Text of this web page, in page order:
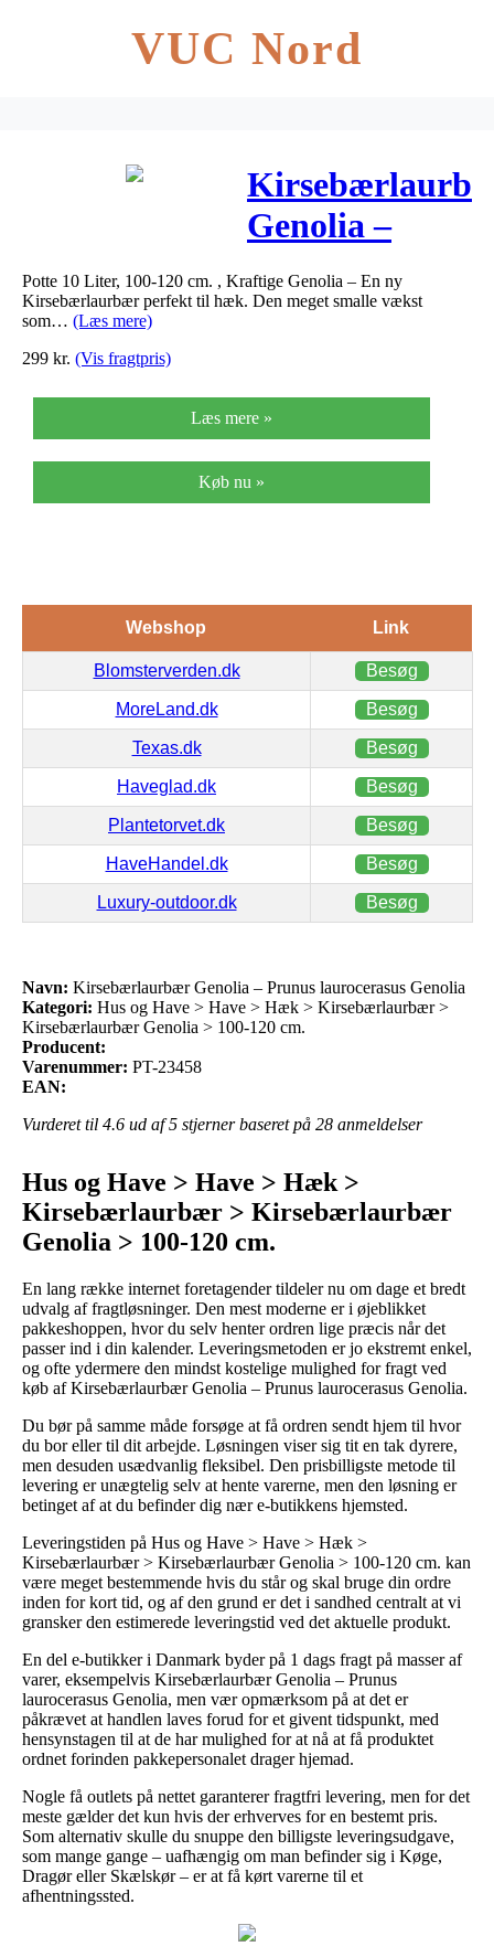
VUC Nord
Genolia –
Prunus
laurocerasus
Potte 10 Liter, 100-120 cm. , Kraftige Genolia – En ny
Kirsebærlaurbær perfekt til hæk. Den meget smalle vækst
som… (Læs mere)
299 kr. (Vis fragtpris)
Læs mere »
Køb nu »
Webshop Link
Blomsterverden.dk Besøg
MoreLand.dk Besøg
Texas.dk Besøg
Haveglad.dk Besøg
Plantetorvet.dk Besøg
HaveHandel.dk Besøg
Luxury-outdoor.dk Besøg
Navn: Kirsebærlaurbær Genolia – Prunus laurocerasus Genolia
Kategori: Hus og Have > Have > Hæk > Kirsebærlaurbær >
Kirsebærlaurbær Genolia > 100-120 cm.
Producent:
Varenummer: PT-23458
EAN:
Vurderet til 4.6 ud af 5 stjerner baseret på 28 anmeldelser
Hus og Have > Have > Hæk >
Kirsebærlaurbær > Kirsebærlaurbær
Genolia > 100-120 cm.
En lang række internet foretagender tildeler nu om dage et bredt
udvalg af fragtløsninger. Den mest moderne er i øjeblikket
pakkeshoppen, hvor du selv henter ordren lige præcis når det
passer ind i din kalender. Leveringsmetoden er jo ekstremt enkel,
og ofte ydermere den mindst kostelige mulighed for fragt ved
køb af Kirsebærlaurbær Genolia – Prunus laurocerasus Genolia.
Du bør på samme måde forsøge at få ordren sendt hjem til hvor
du bor eller til dit arbejde. Løsningen viser sig tit en tak dyrere,
men desuden usædvanlig fleksibel. Den prisbilligste metode til
levering er unægtelig selv at hente varerne, men den løsning er
betinget af at du befinder dig nær e-butikkens hjemsted.
Leveringstiden på Hus og Have > Have > Hæk >
Kirsebærlaurbær > Kirsebærlaurbær Genolia > 100-120 cm. kan
være meget bestemmende hvis du står og skal bruge din ordre
inden for kort tid, og af den grund er det i sandhed centralt at vi
gransker den estimerede leveringstid ved det aktuelle produkt.
En del e-butikker i Danmark byder på 1 dags fragt på masser af
varer, eksempelvis Kirsebærlaurbær Genolia – Prunus
laurocerasus Genolia, men vær opmærksom på at det er
påkrævet at handlen laves forud for et givent tidspunkt, med
hensynstagen til at de har mulighed for at nå at få produktet
ordnet forinden pakkepersonalet drager hjemad.
Nogle få outlets på nettet garanterer fragtfri levering, men for det
meste gælder det kun hvis der erhverves for en bestemt pris.
Som alternativ skulle du snuppe den billigste leveringsudgave,
som mange gange – uafhængig om man befinder sig i Køge,
Dragør eller Skælskør – er at få kørt varerne til et
afhentningssted.